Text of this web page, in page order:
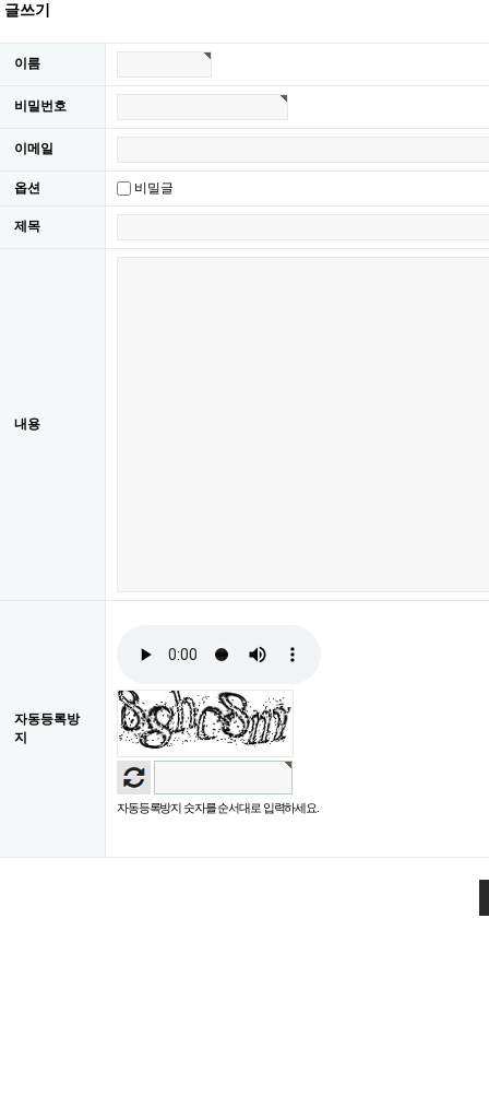
​ 글쓰기
이름
비밀번호
이메일
옵션 비밀글
제목
내용
자동등록방
지
자동등록방지 숫자를 순서대로 입력하세요.